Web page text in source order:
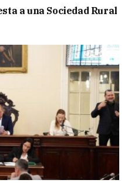
a una Sociedad Rural